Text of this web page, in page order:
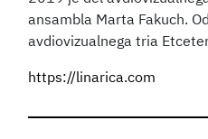
ansambla Marta Fakuch.
avdiovizualnega tria
https://linarica.com